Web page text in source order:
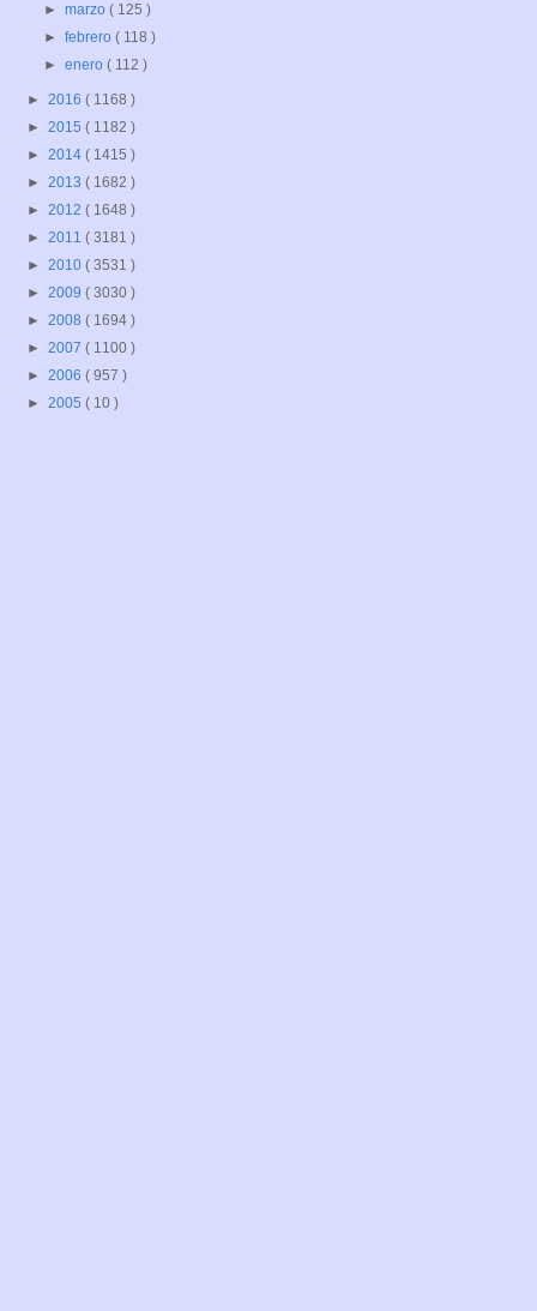
►marzo( 125 )
►febrero( 118 )
►enero( 112 )
► 2016 ( 1168 )
► 2015 ( 1182 )
► 2014 ( 1415 )
► 2013 ( 1682 )
► 2012 ( 1648 )
► 2011 ( 3181 )
► 2010 ( 3531 )
► 2009 ( 3030 )
► 2008 ( 1694 )
► 2007 ( 1100 )
► 2006 ( 957 )
► 2005 ( 10 )